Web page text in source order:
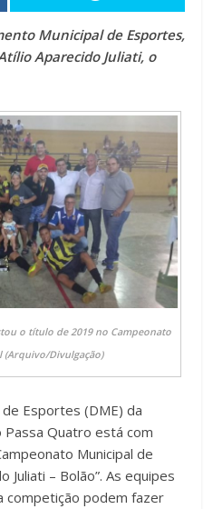
Municipal de Esportes,
Aparecido Juliati, o
o título de 2019 no Campeonato
(Arquivo/Divulgação)
Esportes (DME) da
Quatro está com
Municipal de
Juliati – Bolão”. As equipes
competição podem fazer